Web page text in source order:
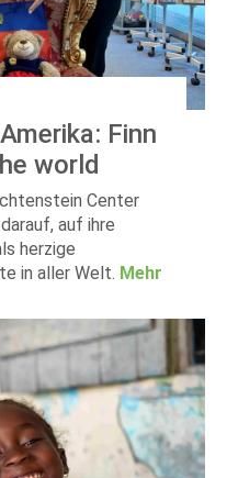
Finn
world
Center
auf ihre
herzige
in aller Welt. Mehr